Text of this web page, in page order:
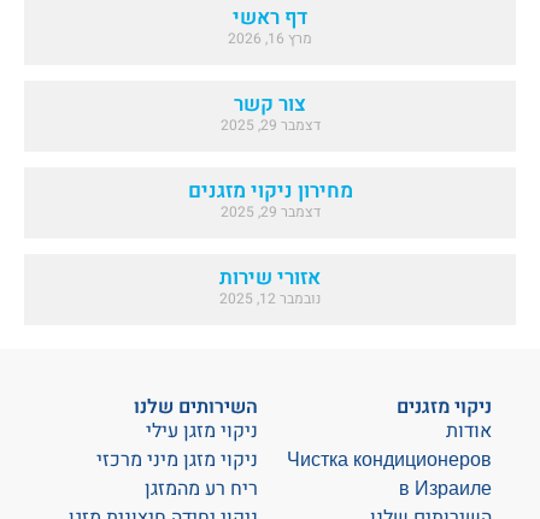
דף ראשי
מרץ 16, 2026
צור קשר
דצמבר 29, 2025
מחירון ניקוי מזגנים
דצמבר 29, 2025
אזורי שירות
נובמבר 12, 2025
ניקוי מזגנים
אודות
Чистка кондиционеров
в Израиле
השירותים שלנו
ניקוי מזגן עילי
ניקוי מזגן מיני מרכזי
ריח רע מהמזגן